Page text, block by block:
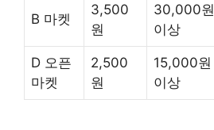
B 마켓
3,500
원
30,000원
이상
D 오픈
마켓
2,500
원
15,000원
이상